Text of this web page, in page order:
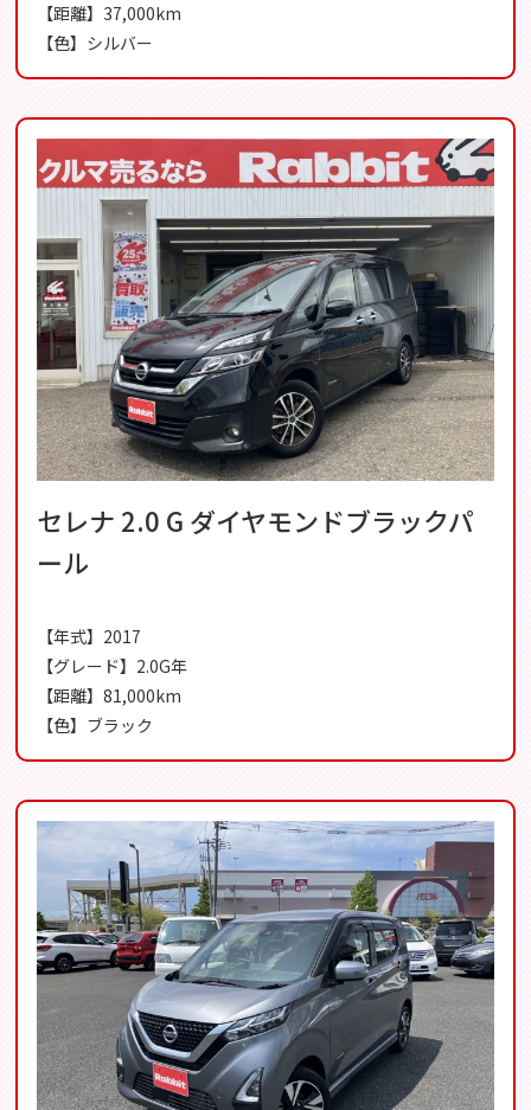
【距離】37,000km
【色】シルバー
セレナ 2.0 G ダイヤモンドブラックパ
ール
【年式】2017
【グレード】2.0G年
【距離】81,000km
【色】ブラック